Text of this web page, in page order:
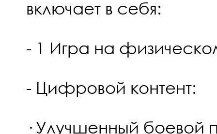
включает в себя:
- 1 Игра на
- Цифровой контент:
· Улучшенный боевой